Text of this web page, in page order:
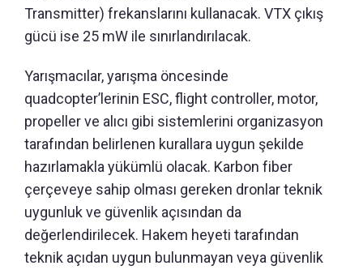
Transmitter) frekanslarını kullanacak. VTX çıkış
gücü ise 25 mW ile sınırlandırılacak.
Yarışmacılar, yarışma öncesinde
quadcopter’lerinin ESC, flight controller, motor,
propeller ve alıcı gibi sistemlerini organizasyon
tarafından belirlenen kurallara uygun şekilde
hazırlamakla yükümlü olacak. Karbon fiber
çerçeveye sahip olması gereken dronlar teknik
uygunluk ve güvenlik açısından da
değerlendirilecek. Hakem heyeti tarafından
teknik açıdan uygun bulunmayan veya güvenlik